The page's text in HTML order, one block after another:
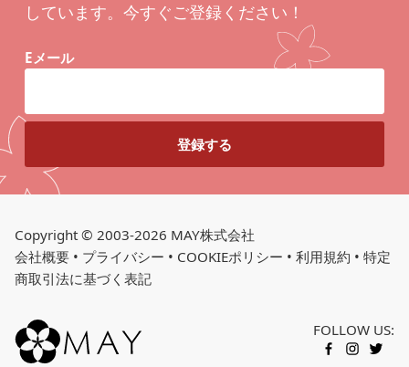
しています。今すぐご登録ください！
Eメール
Copyright © 2003-2026 MAY株式会社
会社概要 • プライバシー • COOKIEポリシー • 利用規約 • 特定
商取引法に基づく表記
FOLLOW US:
FACEBOOK